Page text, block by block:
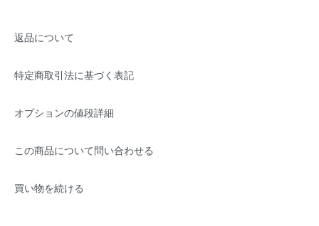
返品について
特定商取引法に基づく表記
オプションの値段詳細
この商品について問い合わせる
買い物を続ける